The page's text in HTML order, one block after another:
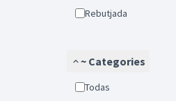
Rebutjada
~ Categories
Todas